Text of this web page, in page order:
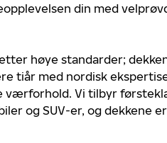
din med
høye standarder;
tiår med nordisk
værforhold. Vi tilbyr
og SUV-er, og dekkene